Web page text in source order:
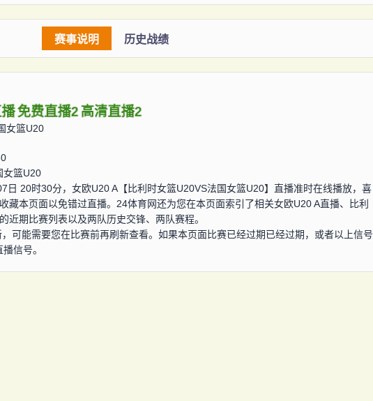
赛事说明 历史战绩
免费直播2 高清直播2
女篮U20
女篮U20
日 20时30分，女欧U20 A【比利时女篮U20VS法国女篮U20】直播准时在线播放，喜
藏本页面以免错过直播。24体育网还为您在本页面索引了相关女欧U20 A直播、比利
近期比赛列表以及两队历史交锋、两队赛程。
，可能需要您在比赛前再刷新查看。如果本页面比赛已经过期已经过期，或者以上信号
信号。